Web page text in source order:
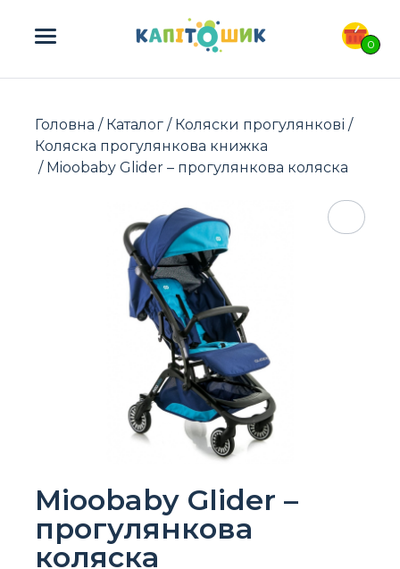
0
ПОШУК ТОВАРІВ:
Головна / Каталог / Коляски прогулянкові /
Коляска прогулянкова книжка
/ Mioobaby Glider – прогулянкова коляска
Mioobaby Glider –
прогулянкова
коляска